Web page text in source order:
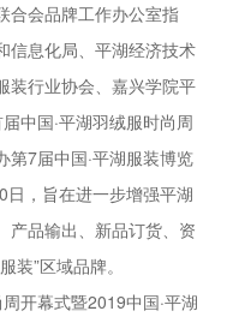
合会品牌工作办公室指
信息化局、平湖经济技术
装行业协会、嘉兴学院平
中国·平湖羽绒服时尚周
7届中国·平湖服装博览
，旨在进一步增强平湖
产品输出、新品订货、资
装”区域品牌。
开幕式暨2019中国·平湖